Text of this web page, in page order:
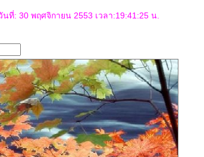
ที่: 30 พฤศจิกายน 2553 เวลา:19:41:25 น.